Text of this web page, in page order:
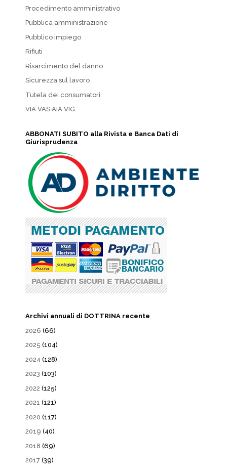
Procedimento amministrativo
Pubblica amministrazione
Pubblico impiego
Rifiuti
Risarcimento del danno
Sicurezza sul lavoro
Tutela dei consumatori
VIA VAS AIA VIG
ABBONATI SUBITO alla Rivista e Banca Dati di
Giurisprudenza
Archivi annuali di DOTTRINA recente
2026 (66)
2025 (104)
2024 (128)
2023 (103)
2022 (125)
2021 (121)
2020 (117)
2019 (40)
2018 (69)
2017 (39)